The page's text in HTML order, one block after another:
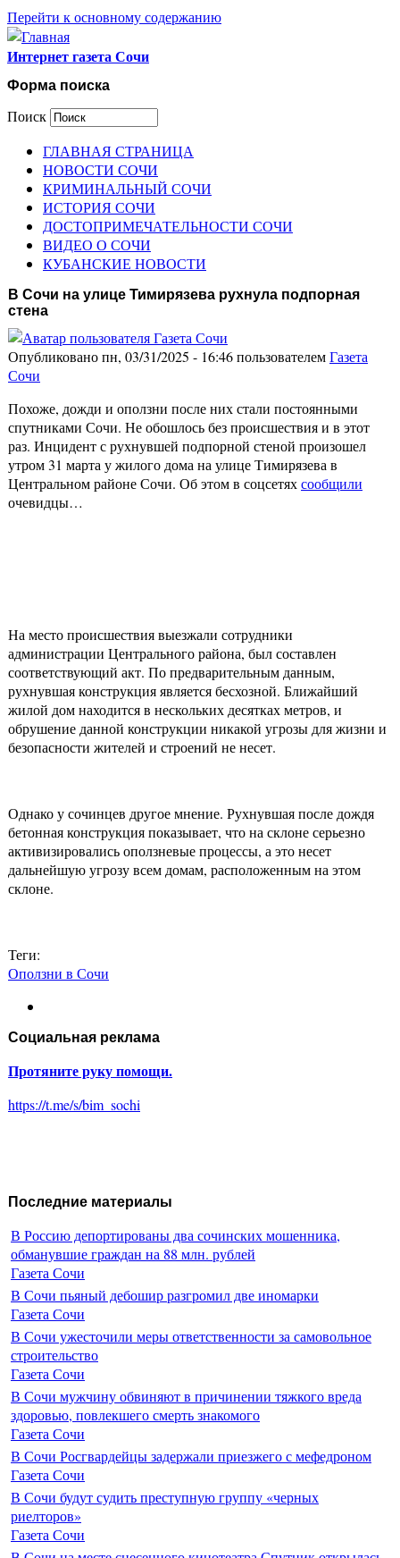
Перейти к основному содержанию
Интернет газета Сочи
Форма поиска
Поиск
ГЛАВНАЯ СТРАНИЦА
НОВОСТИ СОЧИ
КРИМИНАЛЬНЫЙ СОЧИ
ИСТОРИЯ СОЧИ
ДОСТОПРИМЕЧАТЕЛЬНОСТИ СОЧИ
ВИДЕО О СОЧИ
КУБАНСКИЕ НОВОСТИ
В Сочи на улице Тимирязева рухнула подпорная
стена
Опубликовано пн, 03/31/2025 - 16:46 пользователемГазета
Сочи
Похоже, дожди и оползни после них стали постоянными
спутниками Сочи. Не обошлось без происшествия и в этот
раз. Инцидент с рухнувшей подпорной стеной произошел
утром 31 марта у жилого дома на улице Тимирязева в
Центральном районе Сочи. Об этом в соцсетяхсообщили
очевидцы…
На место происшествия выезжали сотрудники
администрации Центрального района, был составлен
соответствующий акт. По предварительным данным,
рухнувшая конструкция является бесхозной. Ближайший
жилой дом находится в нескольких десятках метров, и
обрушение данной конструкции никакой угрозы для жизни и
безопасности жителей и строений не несет.
Однако у сочинцев другое мнение. Рухнувшая после дождя
бетонная конструкция показывает, что на склоне серьезно
активизировались оползневые процессы, а это несет
дальнейшую угрозу всем домам, расположенным на этом
склоне.
Теги:
Оползни в Сочи
Социальная реклама
Протяните руку помощи.
https://t.me/s/bim_sochi
Последние материалы
В Россию депортированы два сочинских мошенника,
обманувшие граждан на 88 млн. рублей
Газета Сочи
В Сочи пьяный дебошир разгромил две иномарки
Газета Сочи
В Сочи ужесточили меры ответственности за самовольное
строительство
Газета Сочи
В Сочи мужчину обвиняют в причинении тяжкого вреда
здоровью, повлекшего смерть знакомого
Газета Сочи
В Сочи Росгвардейцы задержали приезжего с мефедроном
Газета Сочи
В Сочи будут судить преступную группу «черных
риелторов»
Газета Сочи